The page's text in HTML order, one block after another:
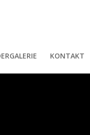
KONTAKT